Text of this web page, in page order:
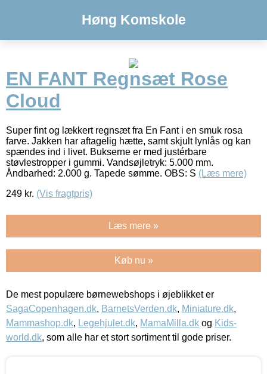
Høng Komskole
EN FANT Regnsæt Rose
Cloud
Super fint og lækkert regnsæt fra En Fant i en smuk rosa
farve. Jakken har aftagelig hætte, samt skjult lynlås og kan
spændes ind i livet. Bukserne er med justérbare
støvlestropper i gummi. Vandsøjletryk: 5.000 mm.
Åndbarhed: 2.000 g. Tapede sømme. OBS: S (Læs mere)
249 kr. (Vis fragtpris)
Læs mere »
Køb nu »
De mest populære børnewebshops i øjeblikket er
SagaCopenhagen.dk, BarnetsVerden.dk, Miniature.dk,
Mammashop.dk, Legehjulet.dk, MamaMilla.dk og Kids-
world.dk, som alle har et stort sortiment til gode priser.